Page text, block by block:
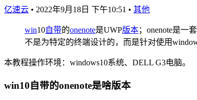
亿速云 • 2022年9月18日 下午10:51 • 其他
win10自带的onenote是UWP版本；onenote是一
不是为特定的终端设计的，而是针对使用
本教程操作环境：windows10系统、DELL G3电脑。
win10自带的onenote是啥版本